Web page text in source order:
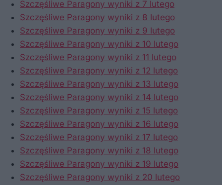
Szczęśliwe Paragony wyniki z 7 lutego
Szczęśliwe Paragony wyniki z 8 lutego
Szczęśliwe Paragony wyniki z 9 lutego
Szczęśliwe Paragony wyniki z 10 lutego
Szczęśliwe Paragony wyniki z 11 lutego
Szczęśliwe Paragony wyniki z 12 lutego
Szczęśliwe Paragony wyniki z 13 lutego
Szczęśliwe Paragony wyniki z 14 lutego
Szczęśliwe Paragony wyniki z 15 lutego
Szczęśliwe Paragony wyniki z 16 lutego
Szczęśliwe Paragony wyniki z 17 lutego
Szczęśliwe Paragony wyniki z 18 lutego
Szczęśliwe Paragony wyniki z 19 lutego
Szczęśliwe Paragony wyniki z 20 lutego